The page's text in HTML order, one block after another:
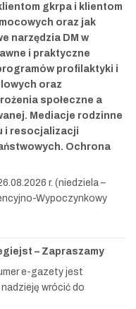
gkrpa i klientom
oraz jak
narzędzia DM w
i praktyczne
profilaktyki i
oraz
społeczne a
Mediacje rodzinne
i resocjalizacji
Ochrona
r. (niedziela –
Wypoczynkowy
– Zapraszamy
e-gazety jest
wrócić do